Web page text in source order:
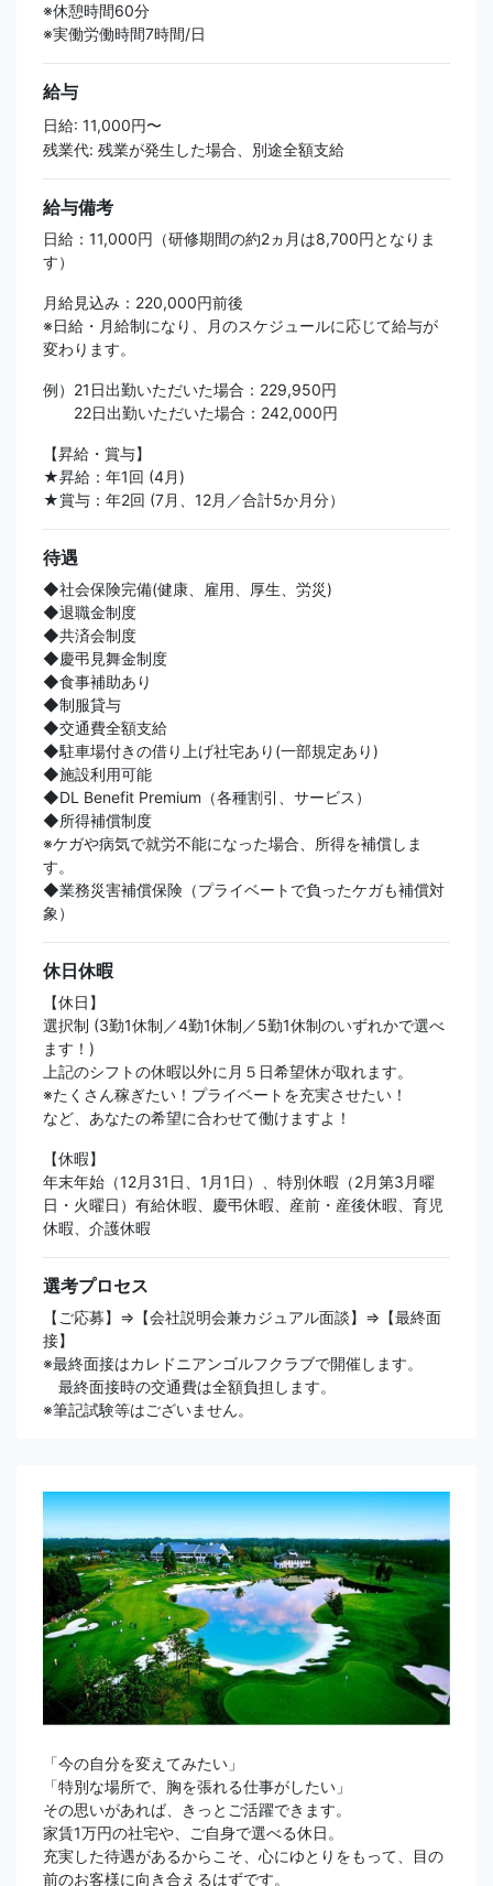
※休憩時間60分
※実働労働時間7時間/日
給与
日給: 11,000円〜
残業代: 残業が発生した場合、別途全額支給
給与備考
日給：11,000円（研修期間の約2ヵ月は8,700円となりま
す）
月給見込み：220,000円前後
※日給・月給制になり、月のスケジュールに応じて給与が
変わります。
例）21日出勤いただいた場合：229,950円
22日出勤いただいた場合：242,000円
【昇給・賞与】
★昇給：年1回 (4月)
★賞与：年2回 (7月、12月／合計5か月分）
待遇
◆社会保険完備(健康、雇用、厚生、労災)
◆退職金制度
◆共済会制度
◆慶弔見舞金制度
◆食事補助あり
◆制服貸与
◆交通費全額支給
◆駐車場付きの借り上げ社宅あり(一部規定あり)
◆施設利用可能
◆DL Benefit Premium（各種割引、サービス）
◆所得補償制度
※ケガや病気で就労不能になった場合、所得を補償しま
す。
◆業務災害補償保険（プライベートで負ったケガも補償対
象）
休日休暇
【休日】
選択制 (3勤1休制／4勤1休制／5勤1休制のいずれかで選べ
ます！)
上記のシフトの休暇以外に月５日希望休が取れます。
※たくさん稼ぎたい！プライベートを充実させたい！
など、あなたの希望に合わせて働けますよ！
【休暇】
年末年始（12月31日、1月1日）、特別休暇（2月第3月曜
日・火曜日）有給休暇、慶弔休暇、産前・産後休暇、育児
休暇、介護休暇
選考プロセス
【ご応募】⇒【会社説明会兼カジュアル面談】⇒【最終面
接】
※最終面接はカレドニアンゴルフクラブで開催します。
最終面接時の交通費は全額負担します。
※筆記試験等はございません。
「今の自分を変えてみたい」
「特別な場所で、胸を張れる仕事がしたい」
その思いがあれば、きっとご活躍できます。
家賃1万円の社宅や、ご自身で選べる休日。
充実した待遇があるからこそ、心にゆとりをもって、目の
前のお客様に向き合えるはずです。